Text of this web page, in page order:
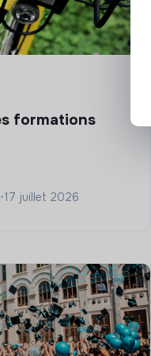
formations
•17 juillet 2026